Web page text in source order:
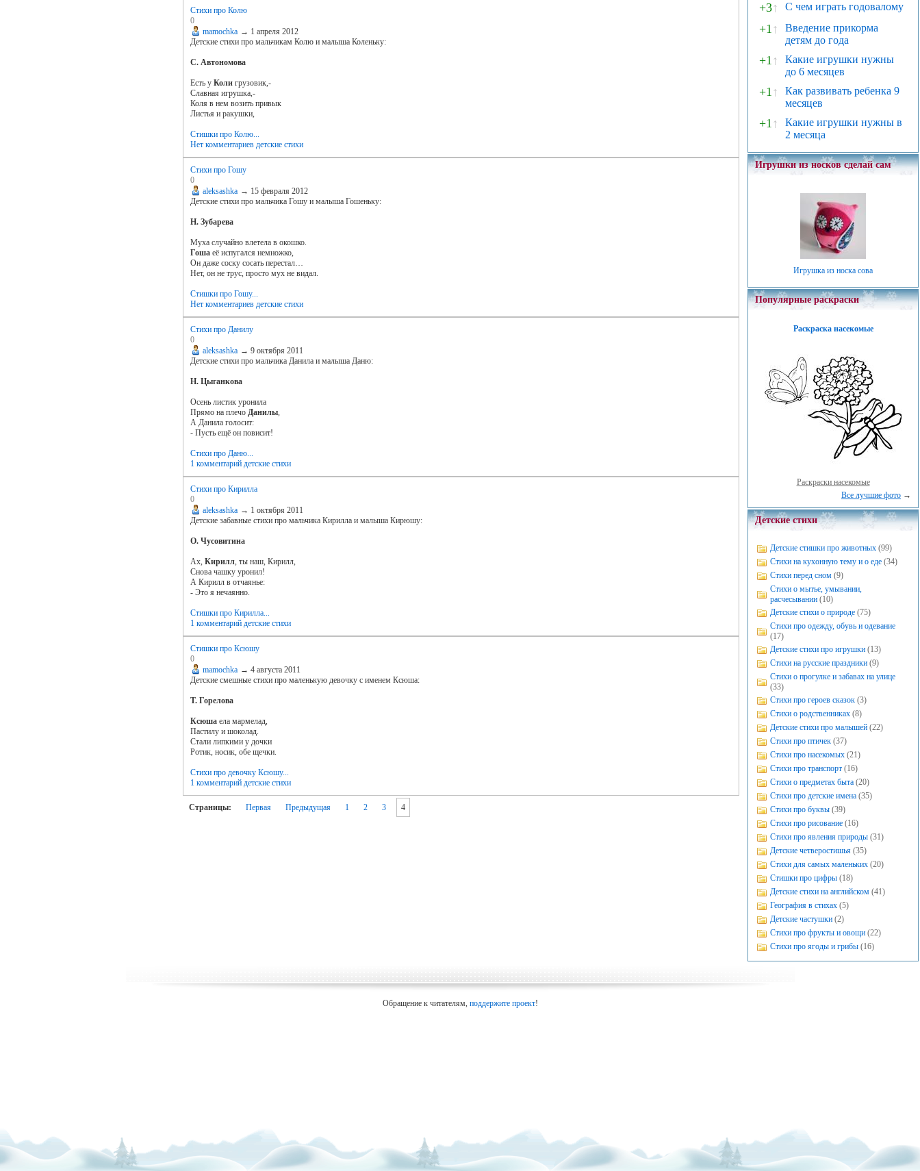
Стихи про Колю
0
mamochka → 1 апреля 2012
Детские стихи про мальчикам Колю и малыша Коленьку:
С. Автономова
Есть уКоли грузовик,-
Славная игрушка,-
Коля в нем возить привык
Листья и ракушки,
Стишки про Колю...
Нет комментариев детские стихи
Стихи про Гошу
0
aleksashka → 15 февраля 2012
Детские стихи про мальчика Гошу и малыша Гошеньку:
Н. Зубарева
Муха случайно влетела в окошко.
Гоша её испугался немножко,
Он даже соску сосать перестал…
Нет, он не трус, просто мух не видал.
Стишки про Гошу...
Нет комментариев детские стихи
Стихи про Данилу
0
aleksashka →9 октября 2011
Детские стихи про мальчика Данила и малыша Даню:
Н. Цыганкова
Осень листик уронила
Прямо на плечоДанилы,
А Данила голосит:
- Пусть ещё он повисит!
Стихи про Даню...
1 комментарий детские стихи
Стихи про Кирилла
0
aleksashka → 1 октября 2011
Детские забавные стихи про мальчика Кирилла и малыша Кирюшу:
О. Чусовитина
Ах,Кирилл, ты наш, Кирилл,
Снова чашку уронил!
А Кирилл в отчаянье:
- Это я нечаянно.
Стишки про Кирилла...
1 комментарий детские стихи
Стишки про Ксюшу
0
mamochka →4 августа 2011
Детские смешные стихи про маленькую девочку с именем Ксюша:
Т. Горелова
Ксюша ела мармелад,
Пастилу и шоколад.
Стали липкими у дочки
Ротик, носик, обе щечки.
Стихи про девочку Ксюшу...
1 комментарий детские стихи
Страницы: Первая Предыдущая 1 2 3 4
+3↑ С чем играть годовалому
+1↑
Введение прикорма
детям до года
+1↑
Какие игрушки нужны
до 6 месяцев
+1↑
Как развивать ребенка 9
месяцев
+1↑
Какие игрушки нужны в
2 месяца
Игрушки из носков сделай сам
Игрушка из носка сова
Популярные раскраски
Раскраска насекомые
Раскраски насекомые
Все лучшие фото →
Детские стихи
Детские стишки про животных (99)
Стихи на кухонную тему и о еде (34)
Стихи перед сном (9)
Стихи о мытье, умывании,
расчесывании (10)
Детские стихи о природе (75)
Стихи про одежду, обувь и одевание
(17)
Детские стихи про игрушки (13)
Стихи на русские праздники (9)
Стихи о прогулке и забавах на улице
(33)
Стихи про героев сказок (3)
Стихи о родственниках (8)
Детские стихи про малышей (22)
Стихи про птичек (37)
Стихи про насекомых (21)
Стихи про транспорт (16)
Стихи о предметах быта (20)
Стихи про детские имена (35)
Стихи про буквы (39)
Стихи про рисование (16)
Стихи про явления природы (31)
Детские четверостишья (35)
Стихи для самых маленьких (20)
Стишки про цифры (18)
Детские стихи на английском (41)
География в стихах (5)
Детские частушки (2)
Стихи про фрукты и овощи (22)
Стихи про ягоды и грибы (16)
Обращение к читателям, поддержите проект!